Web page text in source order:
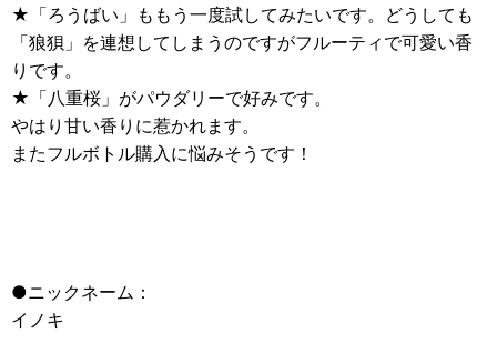
★「ろうばい」ももう一度試してみたいです。どうしても
「狼狽」を連想してしまうのですがフルーティで可愛い香
りです。
★「八重桜」がパウダリーで好みです。
やはり甘い香りに惹かれます。
またフルボトル購入に悩みそうです！
●ニックネーム：
イノキ